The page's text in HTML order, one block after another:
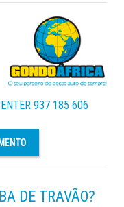
937 185 606
DE TRAVÃO?